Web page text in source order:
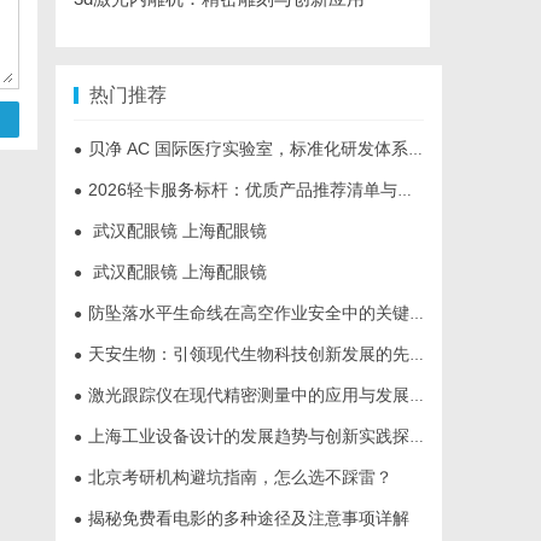
热门推荐
● 贝净 AC 国际医疗实验室，标准化研发体系全解析
● 2026轻卡服务标杆：优质产品推荐清单与选型全指南
● 武汉配眼镜 上海配眼镜
● 武汉配眼镜 上海配眼镜
● 防坠落水平生命线在高空作业安全中的关键作用与应用解析
● 天安生物：引领现代生物科技创新发展的先锋企业
● 激光跟踪仪在现代精密测量中的应用与发展趋势
● 上海工业设备设计的发展趋势与创新实践探索
● 北京考研机构避坑指南，怎么选不踩雷？
● 揭秘免费看电影的多种途径及注意事项详解